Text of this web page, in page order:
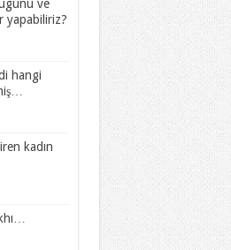
ve
yapabiliriz?
hangi
kadın